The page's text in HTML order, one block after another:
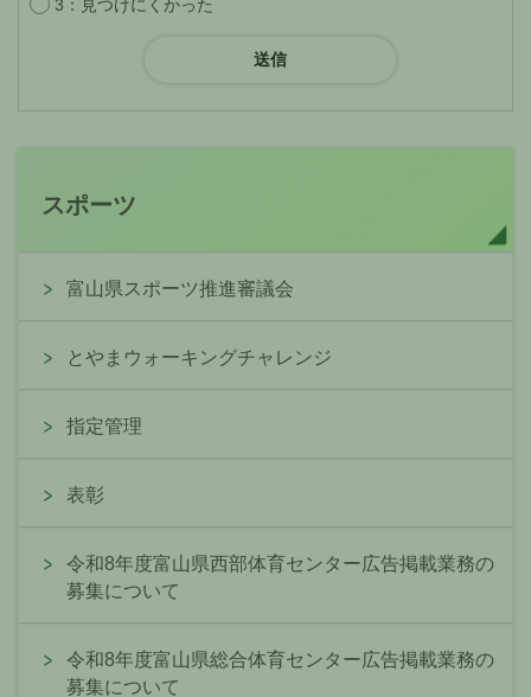
3：見つけにくかった
スポーツ
富山県スポーツ推進審議会
とやまウォーキングチャレンジ
指定管理
表彰
令和8年度富山県西部体育センター広告掲載業務の
募集について
令和8年度富山県総合体育センター広告掲載業務の
募集について